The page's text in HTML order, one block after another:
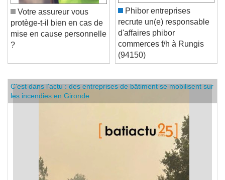
Votre assureur vous
protège-t-il bien en cas de
mise en cause personnelle
Phibor entreprises
recrute un(e) responsable
d'affaires phibor
commerces f/h à Rungis
(94150)
C'est dans l'actu : des entreprises de bâtiment se mobilisent sur
les incendies en Gironde